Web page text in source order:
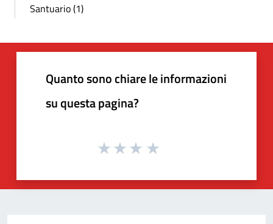
Santuario (1)
Quanto sono chiare le informazioni
su questa pagina?